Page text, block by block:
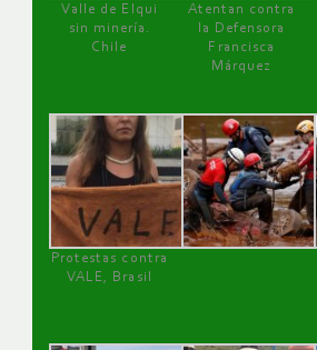
Valle de Elqui
sin minería.
Chile
Atentan contra
la Defensora
Francisca
Márquez
Protestas contra
VALE, Brasil